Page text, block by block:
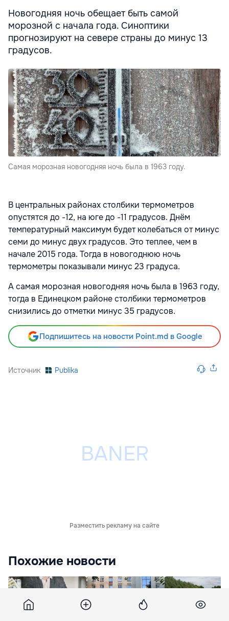
Новогодняя ночь обещает быть самой
морозной с начала года. Синоптики
прогнозируют на севере страны до минус 13
градусов.
Самая морозная новогодняя ночь была в 1963 году.
В центральных районах столбики термометров
опустятся до -12, на юге до -11 градусов. Днём
температурный максимум будет колебаться от минус
семи до минус двух градусов. Это теплее, чем в
начале 2015 года. Тогда в новогоднюю ночь
термометры показывали минус 23 градуса.
А самая морозная новогодняя ночь была в 1963 году,
тогда в Единецком районе столбики термометров
снизились до отметки минус 35 градусов.
Подпишитесь на новости Point.md в Google
Источник Publika
Разместить рекламу на сайте
Похожие новости